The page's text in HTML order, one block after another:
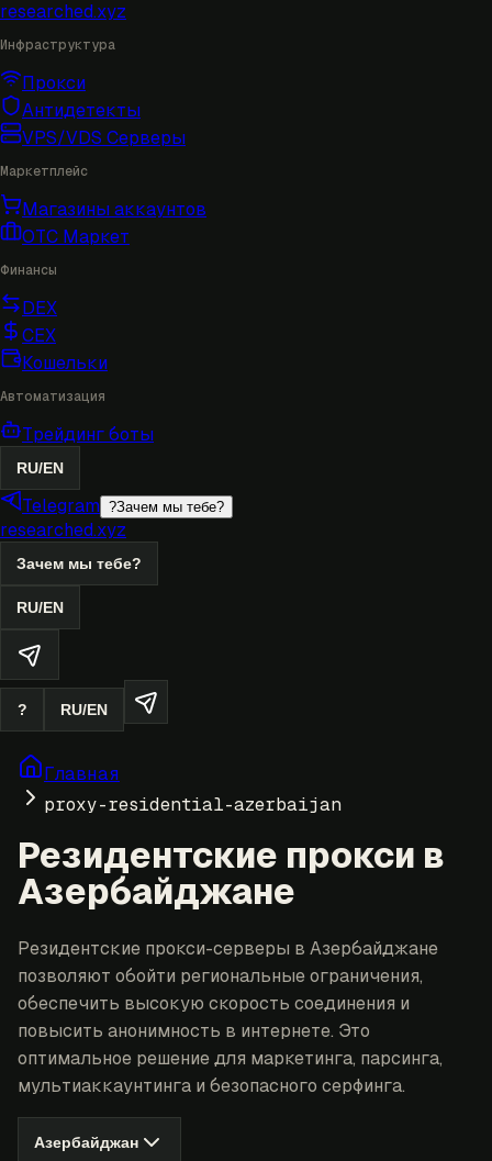
researched.xyz
Инфраструктура
Прокси
Антидетекты
VPS/VDS Серверы
Маркетплейс
Магазины аккаунтов
OTC Маркет
Финансы
DEX
CEX
Кошельки
Автоматизация
Трейдинг боты
RU/EN
Telegram ?Зачем мы тебе?
researched.xyz
Зачем мы тебе?
RU/EN
? RU/EN
Главная
proxy-residential-azerbaijan
Резидентские прокси в
Азербайджане
Резидентские прокси-серверы в Азербайджане
позволяют обойти региональные ограничения,
обеспечить высокую скорость соединения и
повысить анонимность в интернете. Это
оптимальное решение для маркетинга, парсинга,
мультиаккаунтинга и безопасного серфинга.
Азербайджан